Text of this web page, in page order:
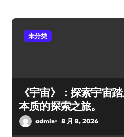
未分类
《宇宙》：探索宇宙
本质的探索之旅。
admin 8 月 8, 2026